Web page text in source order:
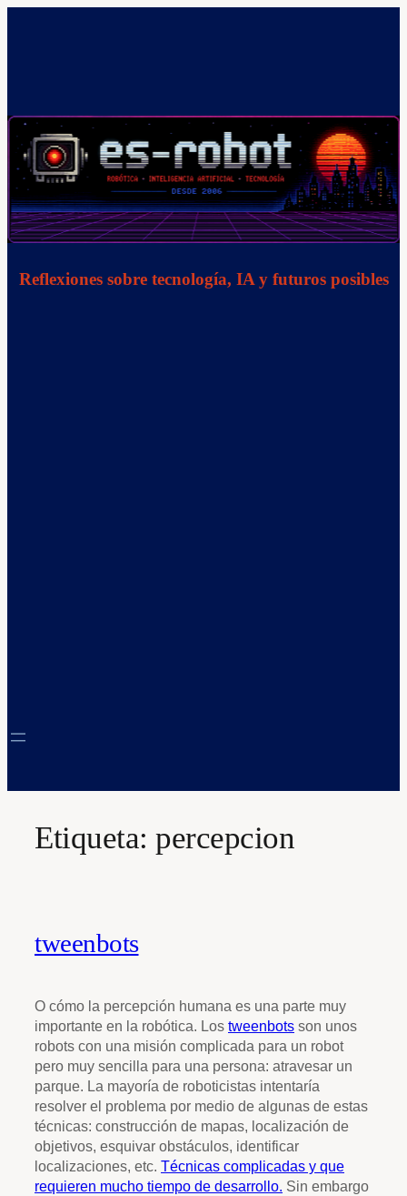
Reflexiones sobre tecnología, IA y futuros posibles
Etiqueta: percepcion
tweenbots
O cómo la percepción humana es una parte muy
importante en la robótica. Los tweenbots son unos
robots con una misión complicada para un robot
pero muy sencilla para una persona: atravesar un
parque. La mayoría de roboticistas intentaría
resolver el problema por medio de algunas de estas
técnicas: construcción de mapas, localización de
objetivos, esquivar obstáculos, identificar
localizaciones, etc. Técnicas complicadas y que
requieren mucho tiempo de desarrollo. Sin embargo